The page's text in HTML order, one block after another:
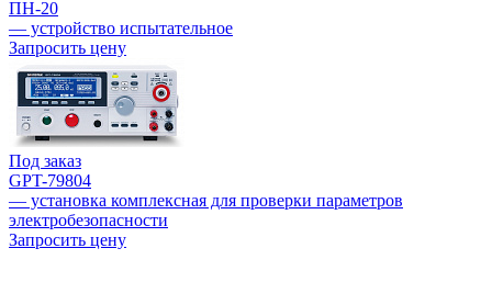
ПН-20
— устройство испытательное
Запросить цену
Под заказ
GPT-79804
— установка комплексная для проверки параметров
электробезопасности
Запросить цену